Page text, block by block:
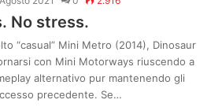
No stress.
“casual” Mini Metro (2014), Dinosaur
con Mini Motorways riuscendo a
alternativo pur mantenendo gli
precedente. Se…